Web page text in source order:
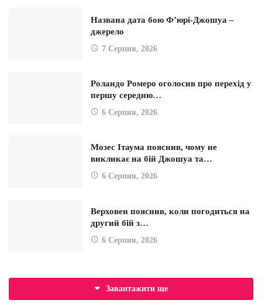
Названа дата бою Ф’юрі-Джошуа –
джерело
7 Серпня, 2026
Роландо Ромеро оголосив про перехід у
першу середню…
6 Серпня, 2026
Мозес Ітаума пояснив, чому не
викликає на бій Джошуа та…
6 Серпня, 2026
Верховен пояснив, коли погодиться на
другий бій з…
6 Серпня, 2026
Завантажити ще